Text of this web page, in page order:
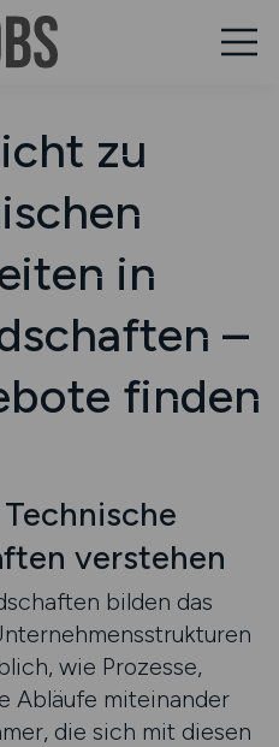
zu
in
–
finden
verstehen
bilden das
wie Prozesse,
Abläufe miteinander
die sich mit diesen